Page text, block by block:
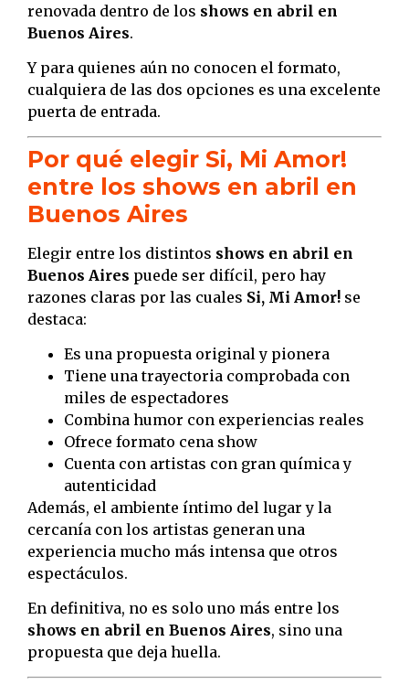
renovada dentro de los shows en abril en
Buenos Aires.
Y para quienes aún no conocen el formato,
cualquiera de las dos opciones es una excelente
puerta de entrada.
Por qué elegir Si, Mi Amor!
entre los shows en abril en
Buenos Aires
Elegir entre los distintos shows en abril en
Buenos Aires puede ser difícil, pero hay
razones claras por las cuales Si, Mi Amor! se
destaca:
Es una propuesta original y pionera
Tiene una trayectoria comprobada con
miles de espectadores
Combina humor con experiencias reales
Ofrece formato cena show
Cuenta con artistas con gran química y
autenticidad
Además, el ambiente íntimo del lugar y la
cercanía con los artistas generan una
experiencia mucho más intensa que otros
espectáculos.
En definitiva, no es solo uno más entre los
shows en abril en Buenos Aires, sino una
propuesta que deja huella.